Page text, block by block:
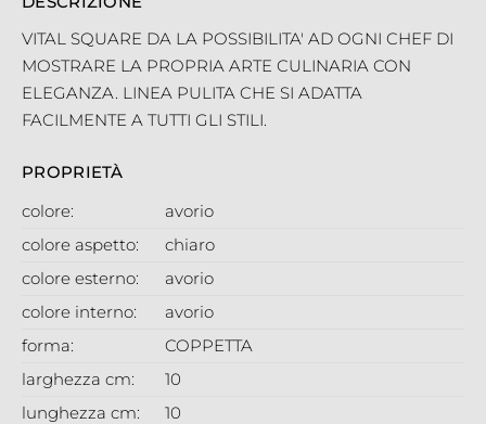
VITAL SQUARE DA LA POSSIBILITA' AD OGNI CHEF DI
MOSTRARE LA PROPRIA ARTE CULINARIA CON
ELEGANZA. LINEA PULITA CHE SI ADATTA
FACILMENTE A TUTTI GLI STILI.
PROPRIETÀ
colore:
avorio
colore aspetto:
chiaro
colore esterno:
avorio
colore interno:
avorio
forma:
COPPETTA
larghezza cm:
10
lunghezza cm:
10